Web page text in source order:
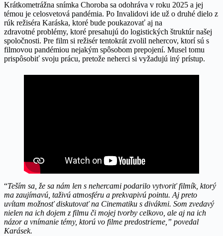
Krátkometrážna snímka Choroba sa odohráva v roku 2025 a jej
témou je celosvetová pandémia. Po Invalidovi ide už o druhé dielo z
rúk režiséra Karáska, ktoré bude poukazovať aj na
zdravotné problémy, ktoré presahujú do logistických štruktúr našej
spoločnosti. Pre film si režisér tentokrát zvolil nehercov, ktorí sú s
filmovou pandémiou nejakým spôsobom prepojení. Musel tomu
prispôsobiť svoju prácu, pretože neherci si vyžadujú iný prístup.
“Teším sa, že sa nám len s nehercami podarilo vytvoriťfilmík, ktorý
ma zaujímavú, taživú atmosféru a prekvapivú pointu. Aj preto
uvítam možnosť diskutovať na Cinematiku s divákmi. Som zvedavý
nielen na ich dojem z filmu či mojej tvorby celkovo, ale aj na ich
názor a vnímanie témy, ktorú vo filme predostrieme,” povedal
Karásek.